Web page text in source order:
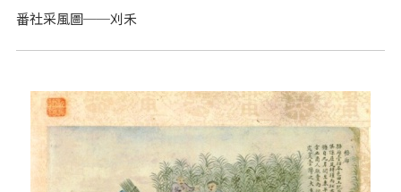
番社采風圖──刈禾